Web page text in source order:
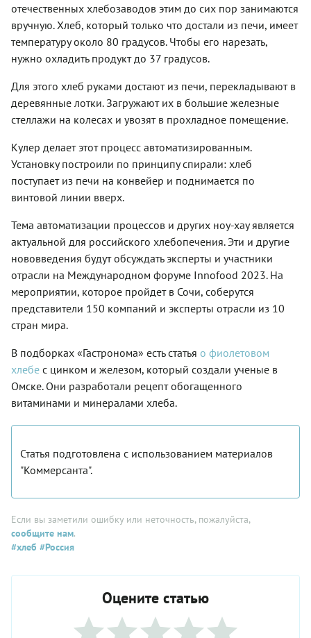
отечественных хлебозаводов этим до сих пор занимаются
вручную. Хлеб, который только что достали из печи, имеет
температуру около 80 градусов. Чтобы его нарезать,
нужно охладить продукт до 37 градусов.
Для этого хлеб руками достают из печи, перекладывают в
деревянные лотки. Загружают их в большие железные
стеллажи на колесах и увозят в прохладное помещение.
Кулер делает этот процесс автоматизированным.
Установку построили по принципу спирали: хлеб
поступает из печи на конвейер и поднимается по
винтовой линии вверх.
Тема автоматизации процессов и других ноу-хау является
актуальной для российского хлебопечения. Эти и другие
нововведения будут обсуждать эксперты и участники
отрасли на Международном форуме Innofood 2023. На
мероприятии, которое пройдет в Сочи, соберутся
представители 150 компаний и эксперты отрасли из 10
стран мира.
В подборках «Гастронома» есть статья о фиолетовом
хлебе с цинком и железом, который создали ученые в
Омске. Они разработали рецепт обогащенного
витаминами и минералами хлеба.
Статья подготовлена с использованием материалов
"Коммерсанта".
Если вы заметили ошибку или неточность, пожалуйста,
сообщите нам.
#хлеб #Россия
Оцените статью